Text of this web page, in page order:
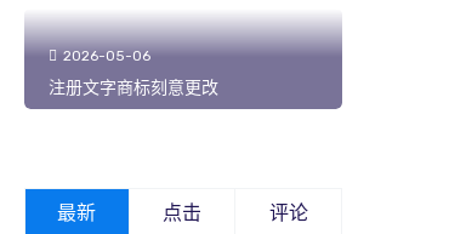
2026-05-06
注册文字商标刻意更改
最新 点击 评论